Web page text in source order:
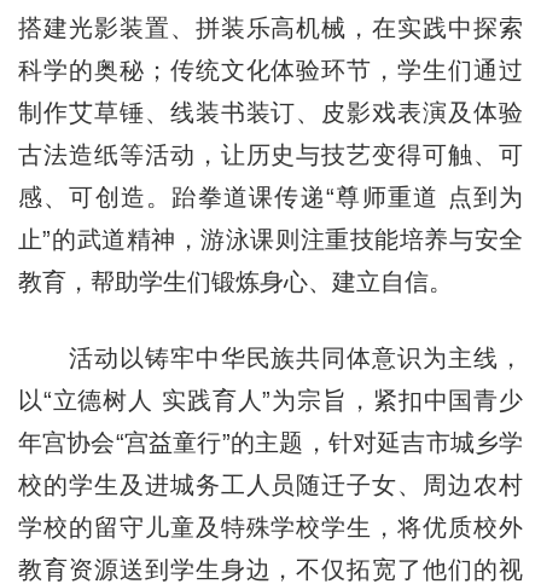
搭建光影装置、拼装乐高机械，在实践中探索
科学的奥秘；传统文化体验环节，学生们通过
制作艾草锤、线装书装订、皮影戏表演及体验
古法造纸等活动，让历史与技艺变得可触、可
感、可创造。跆拳道课传递“尊师重道 点到为
止”的武道精神，游泳课则注重技能培养与安全
教育，帮助学生们锻炼身心、建立自信。
活动以铸牢中华民族共同体意识为主线，
以“立德树人 实践育人”为宗旨，紧扣中国青少
年宫协会“宫益童行”的主题，针对延吉市城乡学
校的学生及进城务工人员随迁子女、周边农村
学校的留守儿童及特殊学校学生，将优质校外
教育资源送到学生身边，不仅拓宽了他们的视